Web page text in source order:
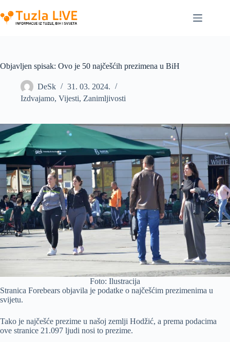
to
content
Objavljen spisak: Ovo je 50 najčešćih prezimena u BiH
DeSk
31. 03. 2024.
Izdvajamo, Vijesti, Zanimljivosti
Foto: Ilustracija
Stranica Forebears objavila je podatke o najčešćim prezimenima u
svijetu.
Tako je najčešće prezime u našoj zemlji Hodžić, a prema podacima
ove stranice 21.097 ljudi nosi to prezime.